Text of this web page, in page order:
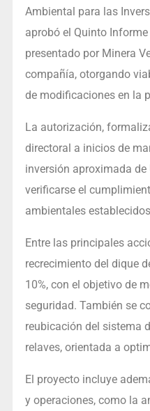
Ambiental para las
aprobó el Quinto
presentado por Minera
compañía, otorgando
de modificaciones en la
La autorización,
directoral a inicios de
inversión aproximada
verificarse el
ambientales
Entre las principales
recrecimiento del dique
10%, con el objetivo de
seguridad. También se
reubicación del sistema
relaves, orientada a
El proyecto incluye
y operaciones, como la